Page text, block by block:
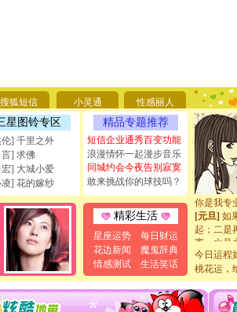
搜狐短信 小灵通 性感丽人
星图铃专区
伦] 千里之外
] 求佛
宏] 大城小爱
凌] 花的嫁纱
精品专题推荐
短信企业通秀百变功能
浪漫情怀一起漫步音乐
同城约会今夜告别寂寞
敢来挑战你的球技吗？
精彩生活
星座运势
每日财运
花边新闻
魔鬼辞典
情感测试
生活笑话
要平安！
[圣诞节]
能正大光
天都要快
[圣诞节]
如意,快
[元旦]看
断电。爱
你是我专
[元旦] 如
起；二是
离。水晶
[元旦]当
泣，这痛
[春节]风
颜！冬
今日运程
桃花运，